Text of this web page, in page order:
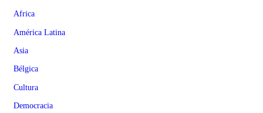
Africa
América Latina
Asia
Bélgica
Cultura
Democracia